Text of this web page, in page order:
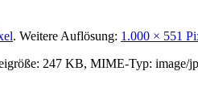
. Weitere Auflösung: 1.000 × 551
247 KB, MIME-Typ: image/